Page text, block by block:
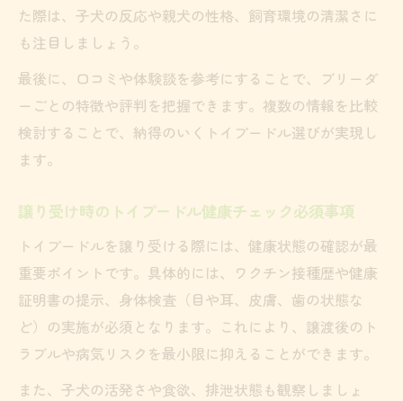
た際は、子犬の反応や親犬の性格、飼育環境の清潔さに
も注目しましょう。
最後に、口コミや体験談を参考にすることで、ブリーダ
ーごとの特徴や評判を把握できます。複数の情報を比較
検討することで、納得のいくトイプードル選びが実現し
ます。
譲り受け時のトイプードル健康チェック必須事項
トイプードルを譲り受ける際には、健康状態の確認が最
重要ポイントです。具体的には、ワクチン接種歴や健康
証明書の提示、身体検査（目や耳、皮膚、歯の状態な
ど）の実施が必須となります。これにより、譲渡後のト
ラブルや病気リスクを最小限に抑えることができます。
また、子犬の活発さや食欲、排泄状態も観察しましょ